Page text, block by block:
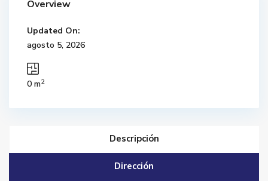
Overview
Updated On:
agosto 5, 2026
0 m2
Descripción
Dirección